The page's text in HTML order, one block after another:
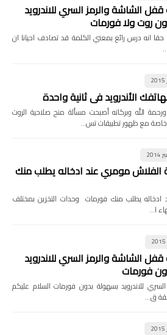
الشاشة والرمز السري للاندرويد
روت ولا فورمات
حقا انه درس رائع بمعني الكلمة قد تصادف احيانا ان
الأندرويد في ثانية واحدة
الله وبركاته أصبحت مسألة منح صلاحية الروت
خاصة مع ظهور تطبيقات تس…
مومري عند ادخاله يطلب منك
يطلب منك فورمات وحدات التخزين بمختلف
ا…
الشاشة والرمز السري للاندرويد
فورمات
للاندرويد بسهولة بدون فورمات السلام عليكم
ق…